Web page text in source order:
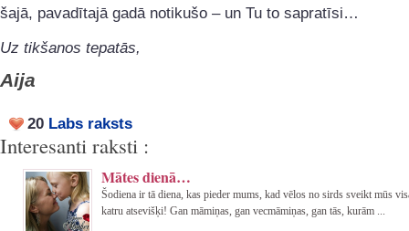
šajā, pavadītajā gadā notikušo – un Tu to sapratīsi…
Uz tikšanos tepatās,
Aija
20 Labs raksts
Interesanti raksti :
Mātes dienā…
Šodiena ir tā diena, kas pieder mums, kad vēlos no sirds sveikt mūs
katru atsevišķi! Gan māmiņas, gan vecmāmiņas, gan tās, kurām ...